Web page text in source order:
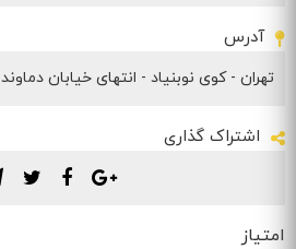
آدرس
تهران - کوی نوبنیاد - انتهای خیابان دماوند
اشتراک گذاری
. . .
امتیاز